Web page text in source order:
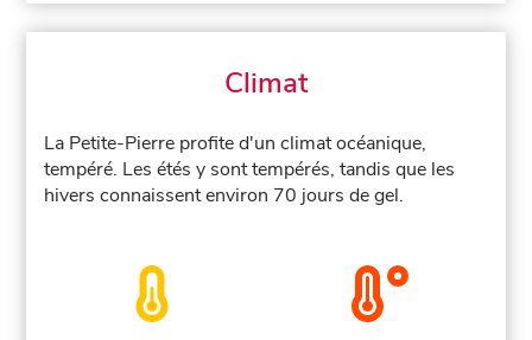
Climat
La Petite-Pierre profite d'un climat océanique,
tempéré. Les étés y sont tempérés, tandis que les
hivers connaissent environ 70 jours de gel.